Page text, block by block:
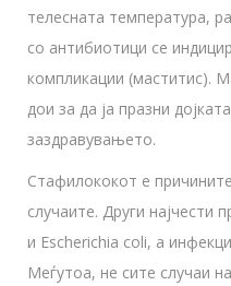
телесната температура,
со антибиотици се
компликации (маститис).
дои за да ја празни
заздравувањето.
Стафилококот е
случаите. Други најчести
и Escherichia coli, а
Меѓутоа, не сите случаи